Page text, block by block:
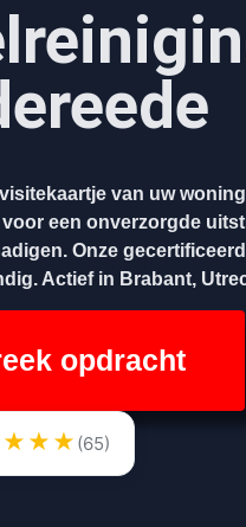
van uw
een onverzorgde
Onze
Actief in Brabant,
opdracht
★ ★ ★ (65)